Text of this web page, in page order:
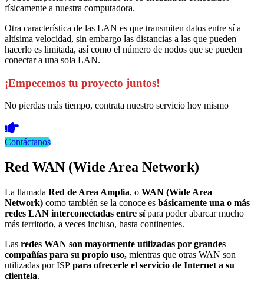
físicamente a nuestra computadora.
Otra característica de las LAN es que transmiten datos entre sí a
altísima velocidad, sin embargo las distancias a las que pueden
hacerlo es limitada, así como el número de nodos que se pueden
conectar a una sola LAN.
¡Empecemos tu proyecto juntos!
No pierdas más tiempo, contrata nuestro servicio hoy mismo
Contáctanos
Red WAN (Wide Area Network)
La llamada Red de Area Amplia, o WAN (Wide Area
Network) como también se la conoce es básicamente una o más
redes LAN interconectadas entre sípara poder abarcar mucho
más territorio, a veces incluso, hasta continentes.
Las redes WAN son mayormente utilizadas por grandes
compañías para su propio uso, mientras que otras WAN son
utilizadas por ISP para ofrecerle el servicio de Internet a su
clientela.